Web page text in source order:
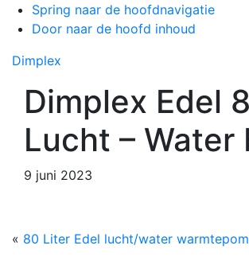
Spring naar de hoofdnavigatie
Door naar de hoofd inhoud
Dimplex
Dimplex Edel
Lucht – Water
9 juni 2023
« 80 Liter Edel lucht/water